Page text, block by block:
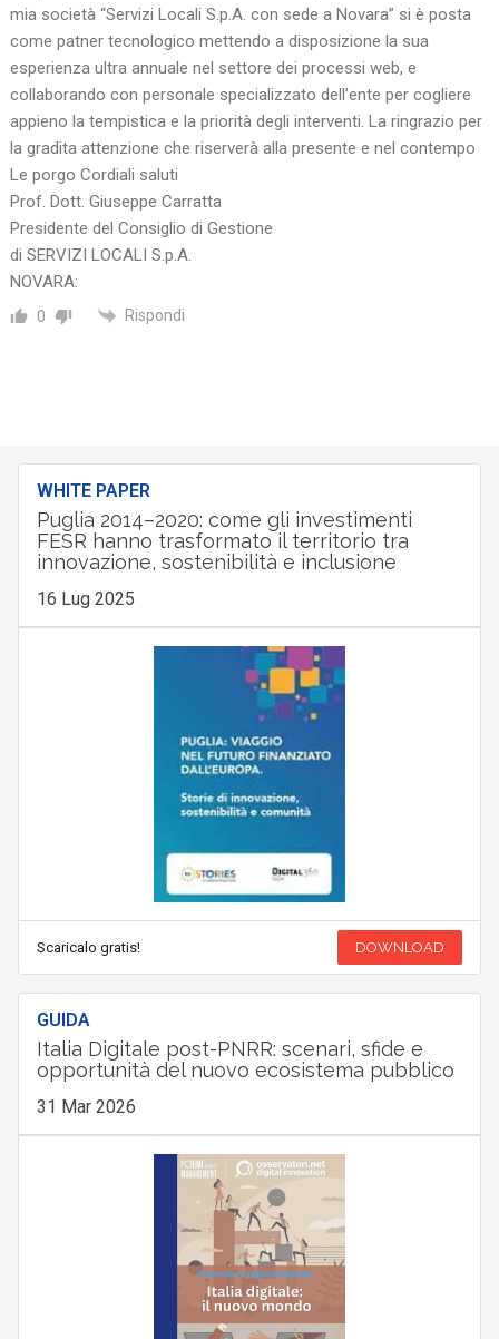
mia società “Servizi Locali S.p.A. con sede a Novara” si è posta
come patner tecnologico mettendo a disposizione la sua
esperienza ultra annuale nel settore dei processi web, e
collaborando con personale specializzato dell’ente per cogliere
appieno la tempistica e la priorità degli interventi. La ringrazio per
la gradita attenzione che riserverà alla presente e nel contempo
Le porgo Cordiali saluti
Prof. Dott. Giuseppe Carratta
Presidente del Consiglio di Gestione
di SERVIZI LOCALI S.p.A.
NOVARA:
0 Rispondi
WHITE PAPER
Puglia 2014–2020: come gli investimenti
FESR hanno trasformato il territorio tra
innovazione, sostenibilità e inclusione
16 Lug 2025
Scaricalo gratis! DOWNLOAD
GUIDA
Italia Digitale post-PNRR: scenari, sfide e
opportunità del nuovo ecosistema pubblico
31 Mar 2026